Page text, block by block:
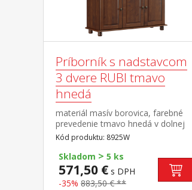
Príborník s nadstavcom
3 dvere RUBI tmavo
hnedá
materiál masív borovica, farebné
prevedenie tmavo hnedá v dolnej
časti 3 dvere, 3 zásuvky s kovovými
pojazdmi v hornej časti dvoje
presklené dvere
Kód produktu: 8925W
Skladom > 5 ks
571,50 € s DPH
-35% 883,50 € **